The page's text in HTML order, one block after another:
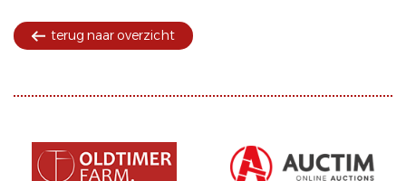
terug naar overzicht